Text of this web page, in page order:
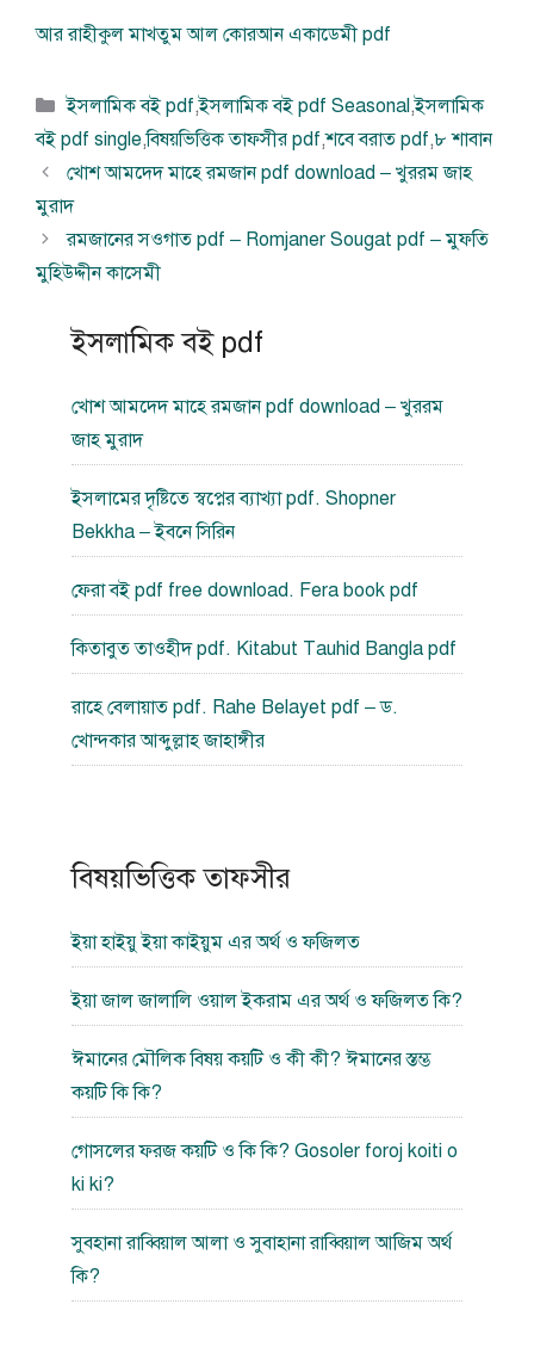
আর রাহীকুল মাখতুম আল কোরআন একাডেমী pdf
বিভাগ
সমূহ
ইসলামিক বই pdf,ইসলামিক বই pdf Seasonal,ইসলামিক
বই pdf single,বিষয়ভিত্তিক তাফসীর pdf,শবে বরাত pdf,৮ শাবান
খোশ আমদেদ মাহে রমজান pdf download – খুররম জাহ
মুরাদ
রমজানের সওগাত pdf – Romjaner Sougat pdf – মুফতি
মুহিউদ্দীন কাসেমী
ইসলামিক বই pdf
খোশ আমদেদ মাহে রমজান pdf download – খুররম
জাহ মুরাদ
ইসলামের দৃষ্টিতে স্বপ্নের ব্যাখ্যা pdf. Shopner
Bekkha – ইবনে সিরিন
ফেরা বই pdf free download. Fera book pdf
কিতাবুত তাওহীদ pdf. Kitabut Tauhid Bangla pdf
রাহে বেলায়াত pdf. Rahe Belayet pdf – ড.
খোন্দকার আব্দুল্লাহ জাহাঙ্গীর
বিষয়ভিত্তিক তাফসীর
ইয়া হাইয়ু ইয়া কাইয়ুম এর অর্থ ও ফজিলত
ইয়া জাল জালালি ওয়াল ইকরাম এর অর্থ ও ফজিলত কি?
ঈমানের মৌলিক বিষয় কয়টি ও কী কী? ঈমানের স্তম্ভ
কয়টি কি কি?
গোসলের ফরজ কয়টি ও কি কি? Gosoler foroj koiti o
ki ki?
সুবহানা রাব্বিয়াল আলা ও সুবাহানা রাব্বিয়াল আজিম অর্থ
কি?